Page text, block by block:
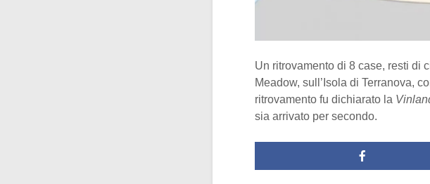
Un ritrovamento di 8 case, resti di
Meadow, sull’Isola di Terranova,
ritrovamento fu dichiarato la
sia arrivato per secondo.